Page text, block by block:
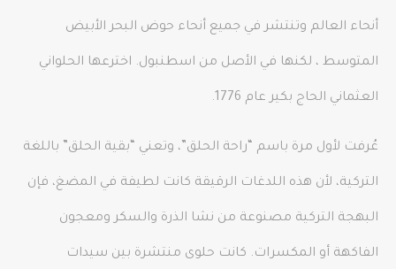
أنحاء العالم وتنتشر في جميع أنحاء حوض البحر الأبيض
المتوسط ​​، لكنها في الأصل من اسطنبول. اخترعها الحلواني
العثماني الحاج بكير عام 1776.
عُرفت لأول مرة باسم “راحة الحلق”، وتعني “بقية الحلق” باللغة
التركية، لأن هذه اللدغات الرقيقة كانت لطيفة في المضغ، فإن
البهجة التركية مصنوعة من نشا الذرة والسكر ومعجون
الفاكهة أو المكسرات. كانت حلوى منتشرة بين سيدات